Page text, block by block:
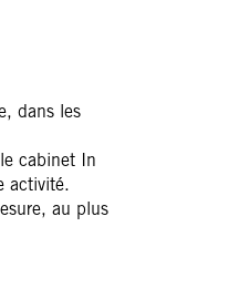
dans les
cabinet In
activité.
au plus